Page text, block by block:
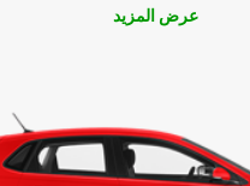
عرض المزيد